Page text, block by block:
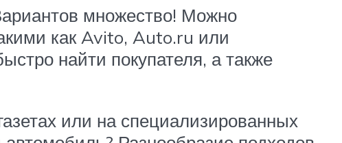
множество! Можно
как Avito, Auto.ru или
найти покупателя, а также
или на специализированных